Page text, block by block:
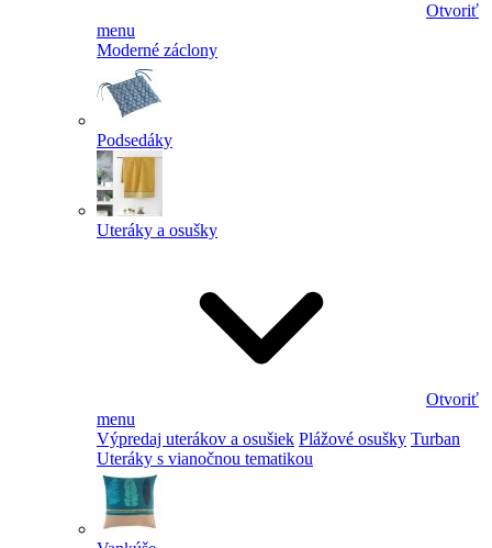
Otvoriť
menu
Moderné záclony
Podsedáky
Uteráky a osušky
Otvoriť
menu
Výpredaj uterákov a osušiek Plážové osušky Turban
Uteráky s vianočnou tematikou